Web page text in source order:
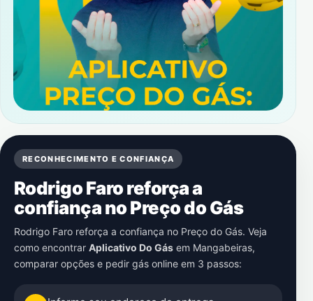
RECONHECIMENTO E CONFIANÇA
Rodrigo Faro reforça a
confiança no Preço do Gás
Rodrigo Faro reforça a confiança no Preço do Gás. Veja
como encontrar Aplicativo Do Gás em Mangabeiras,
comparar opções e pedir gás online em 3 passos: